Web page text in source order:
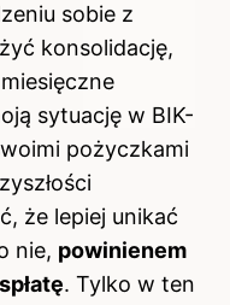
sobie z
konsolidację,
sytuację w BIK-
pożyczkami
że lepiej unikać
nie, powinienem
. Tylko w ten